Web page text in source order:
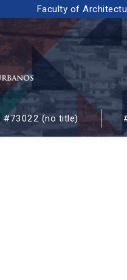
Faculty of
#73022 (no title)